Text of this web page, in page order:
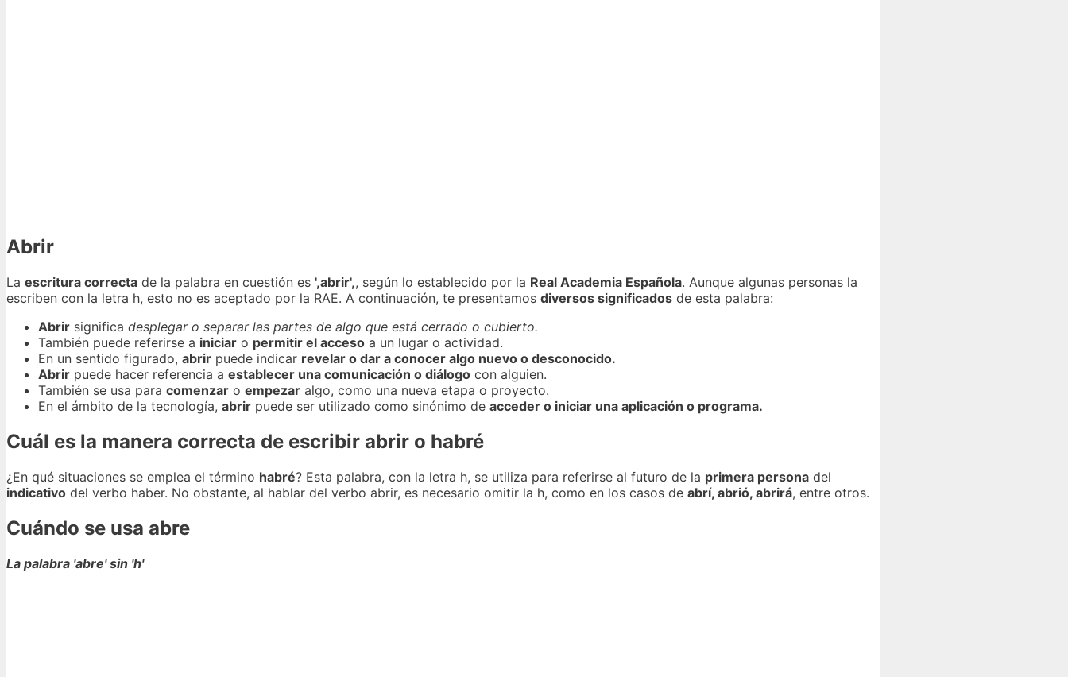
Abrir
La escritura correcta de la palabra en cuestión es ',abrir',, según lo establecido por la Real Academia Española. Aunque algunas personas la
escriben con la letra h, esto no es aceptado por la RAE. A continuación, te presentamos diversos significados de esta palabra:
Abrir significa desplegar o separar las partes de algo que está cerrado o cubierto.
También puede referirse a iniciar o permitir el acceso a un lugar o actividad.
En un sentido figurado, abrir puede indicar revelar o dar a conocer algo nuevo o desconocido.
Abrir puede hacer referencia a establecer una comunicación o diálogo con alguien.
También se usa para comenzar o empezar algo, como una nueva etapa o proyecto.
En el ámbito de la tecnología, abrir puede ser utilizado como sinónimo de acceder o iniciar una aplicación o programa.
Cuál es la manera correcta de escribir abrir o habré
¿En qué situaciones se emplea el término habré? Esta palabra, con la letra h, se utiliza para referirse al futuro de la primera persona del
indicativo del verbo haber. No obstante, al hablar del verbo abrir, es necesario omitir la h, como en los casos de abrí, abrió, abrirá, entre otros.
Cuándo se usa abre
La palabra 'abre' sin 'h'